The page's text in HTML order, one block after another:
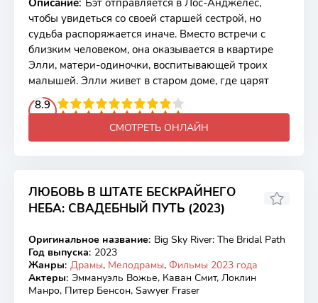
Описание: Бэт отправляется в Лос-Анджелес,
чтобы увидеться со своей старшей сестрой, но
судьба распоряжается иначе. Вместо встречи с
близким человеком, она оказывается в квартире
Элли, матери-одиночки, воспитывающей троих
малышей. Элли живет в старом доме, где царят
8.9
4 5 6 7 8 9 10
СМОТРЕТЬ ОНЛАЙН
ЛЮБОВЬ В ШТАТЕ БЕСКРАЙНЕГО
НЕБА: СВАДЕБНЫЙ ПУТЬ (2023)
WEB-DL
6.7
Оригинальное название: Big Sky River: The Bridal Path
Год выпуска: 2023
Жанры: Драмы, Мелодрамы, Фильмы 2023 года
Актеры: Эммануэль Вожье, Каван Смит, Локлин
Манро, Питер Бенсон, Sawyer Fraser